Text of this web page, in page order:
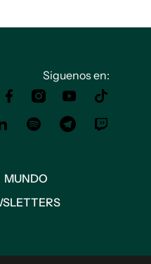
Siguenos en:
MUNDO